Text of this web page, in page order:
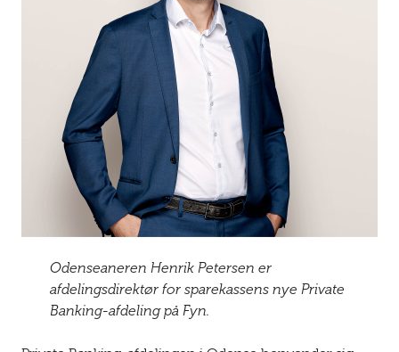
Odenseaneren Henrik Petersen er
afdelingsdirektør for sparekassens nye Private
Banking-afdeling på Fyn.